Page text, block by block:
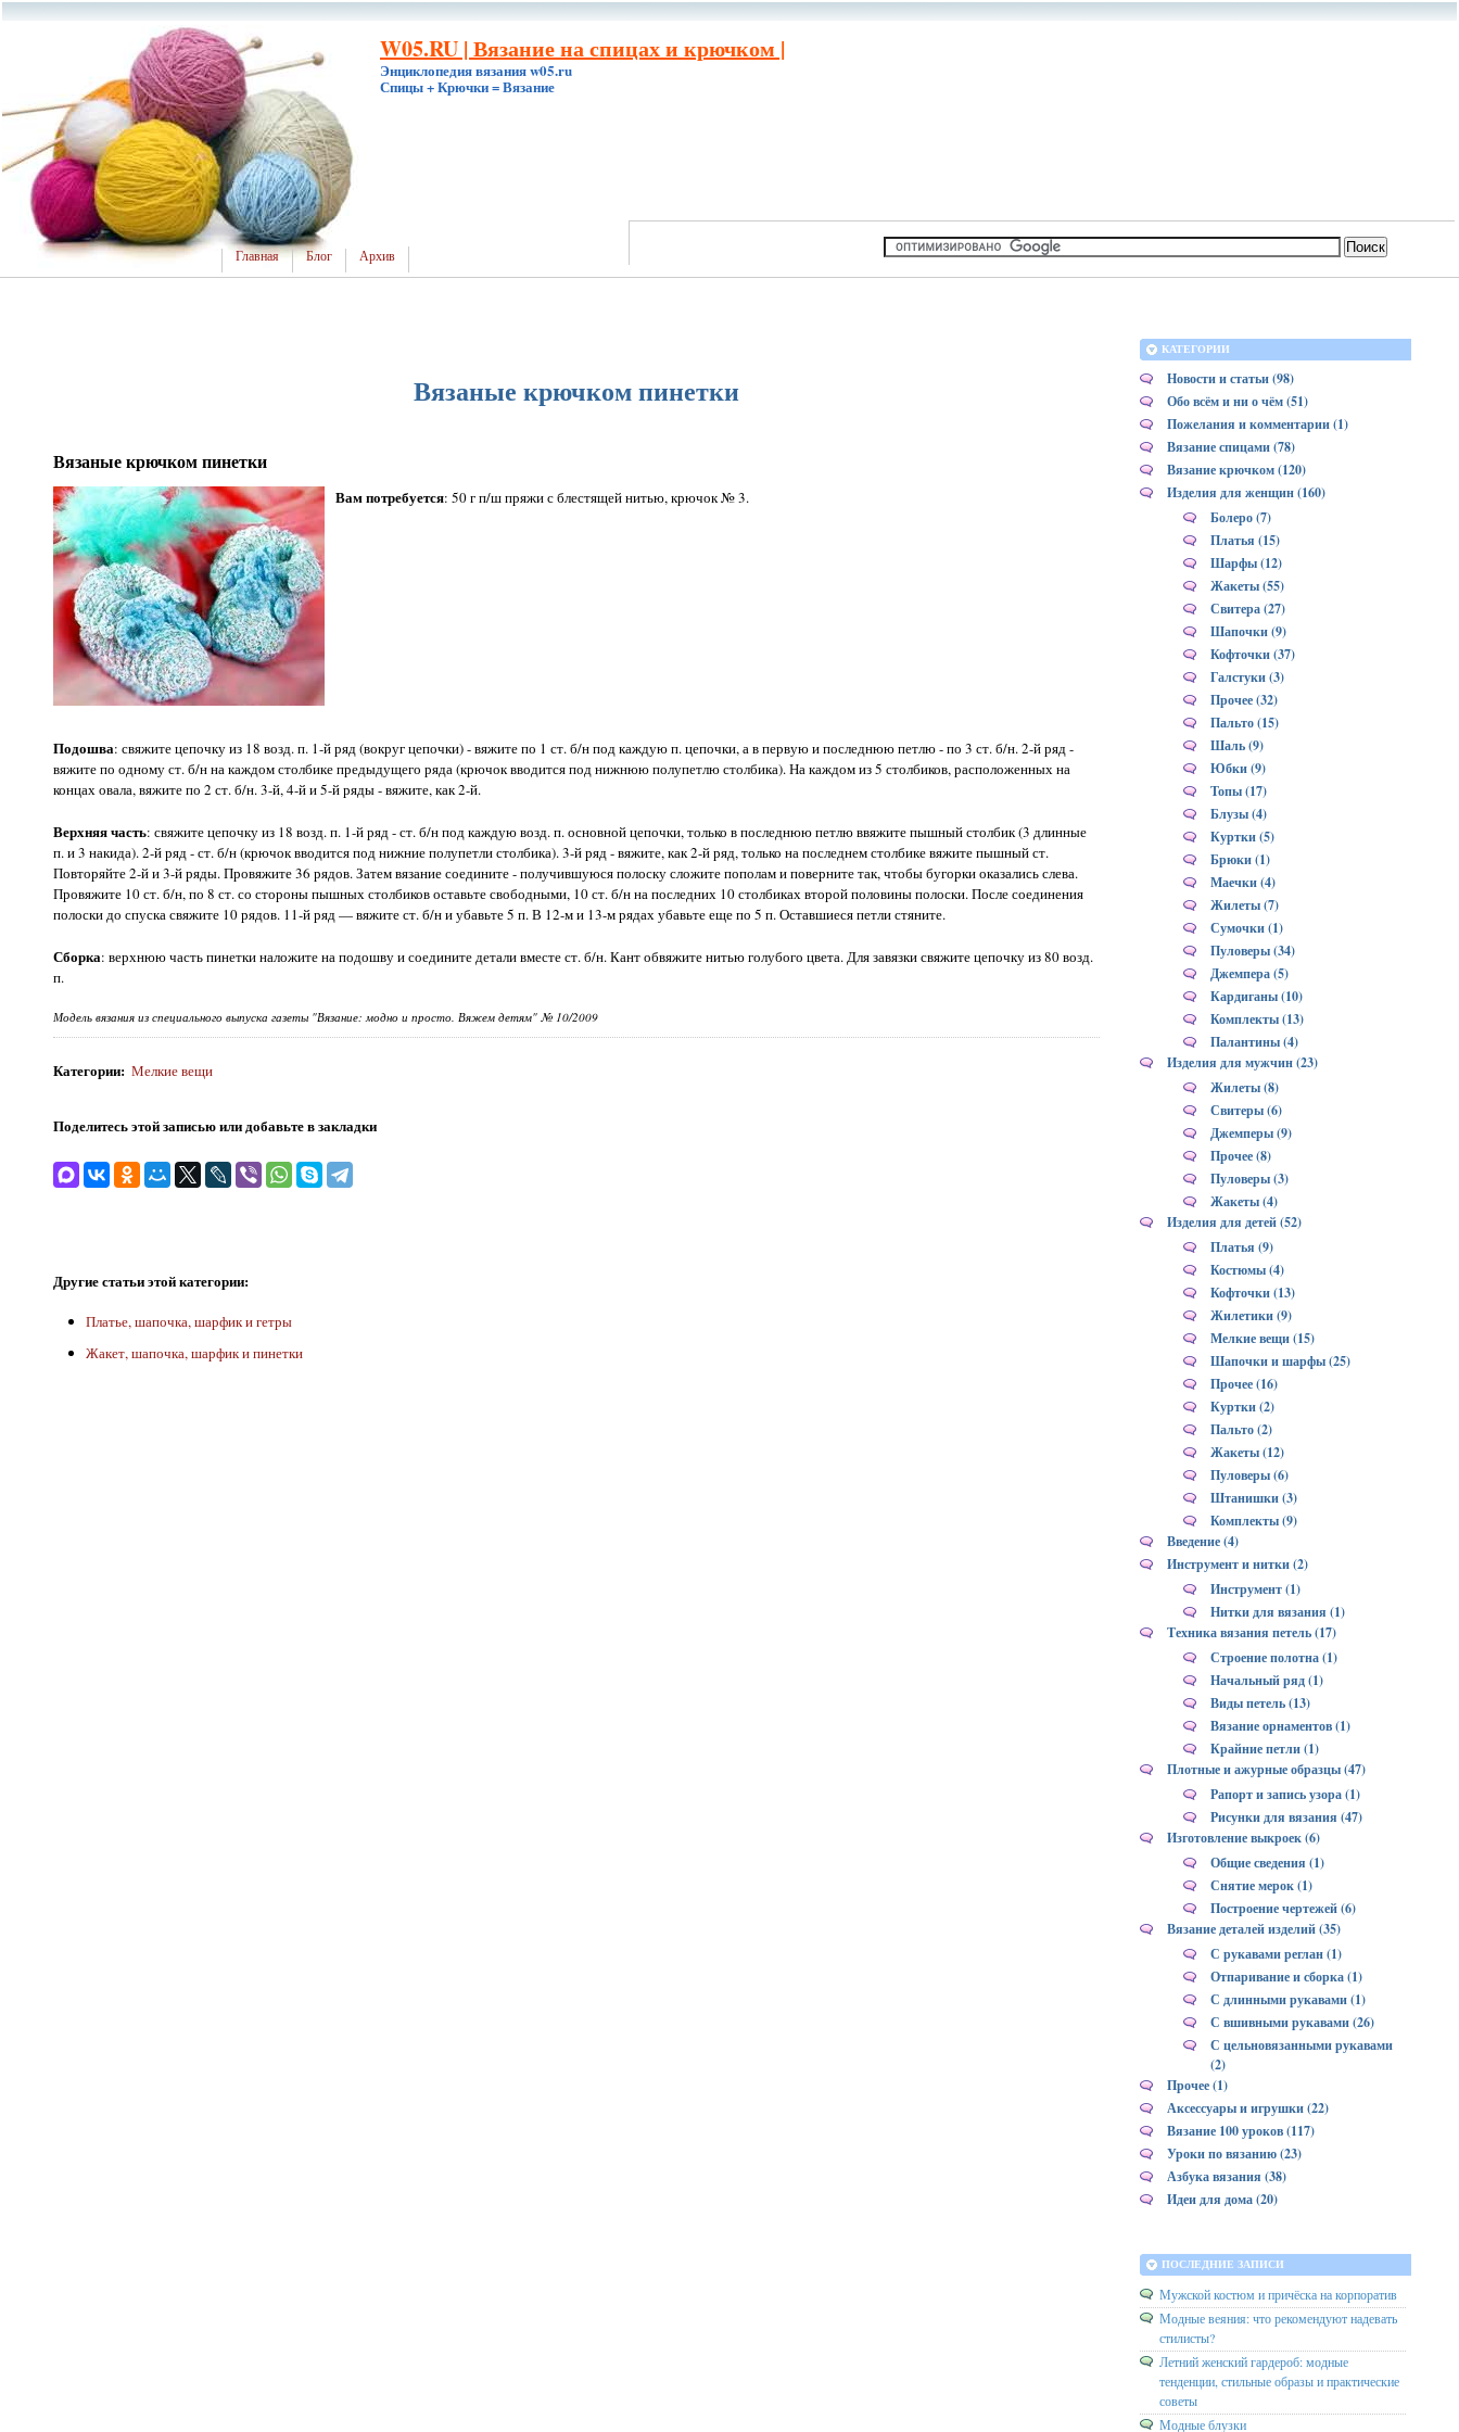
W05.RU | Вязание на спицах и крючком |
Энциклопедия вязания w05.ru
Спицы + Крючки = Вязание
Главная Блог Архив
Вязаные крючком пинетки
Вязаные крючком пинетки
Вам потребуется: 50 г п/ш пряжи с блестящей нитью, крючок № 3.
Подошва: свяжите цепочку из 18 возд. п. 1-й ряд (вокруг цепочки) - вяжите по 1 ст. б/н под каждую п. цепочки, а в первую и последнюю петлю - по 3 ст. б/н. 2-й ряд -
вяжите по одному ст. б/н на каждом столбике предыдущего ряда (крючок вводится под нижнюю полупетлю столбика). На каждом из 5 столбиков, расположенных на
концах овала, вяжите по 2 ст. б/н. 3-й, 4-й и 5-й ряды - вяжите, как 2-й.
Верхняя часть: свяжите цепочку из 18 возд. п. 1-й ряд - ст. б/н под каждую возд. п. основной цепочки, только в последнюю петлю ввяжите пышный столбик (3 длинные
п. и 3 накида). 2-й ряд - ст. б/н (крючок вводится под нижние полупетли столбика). 3-й ряд - вяжите, как 2-й ряд, только на последнем столбике вяжите пышный ст.
Повторяйте 2-й и 3-й ряды. Провяжите 36 рядов. Затем вязание соедините - получившуюся полоску сложите пополам и поверните так, чтобы бугорки оказались слева.
Провяжите 10 ст. б/н, по 8 ст. со стороны пышных столбиков оставьте свободными, 10 ст. б/н на последних 10 столбиках второй половины полоски. После соединения
полоски до спуска свяжите 10 рядов. 11-й ряд — вяжите ст. б/н и убавьте 5 п. В 12-м и 13-м рядах убавьте еще по 5 п. Оставшиеся петли стяните.
Сборка: верхнюю часть пинетки наложите на подошву и соедините детали вместе ст. б/н. Кант обвяжите нитью голубого цвета. Для завязки свяжите цепочку из 80 возд.
п.
Модель вязания из специального выпуска газеты "Вязание: модно и просто. Вяжем детям" № 10/2009
Категории: Мелкие вещи
Поделитесь этой записью или добавьте в закладки
Другие статьи этой категории:
Платье, шапочка, шарфик и гетры
Жакет, шапочка, шарфик и пинетки
КАТЕГОРИИ
Новости и статьи (98)
Обо всём и ни о чём (51)
Пожелания и комментарии (1)
Вязание спицами (78)
Вязание крючком (120)
Изделия для женщин (160)
Болеро (7)
Платья (15)
Шарфы (12)
Жакеты (55)
Свитера (27)
Шапочки (9)
Кофточки (37)
Галстуки (3)
Прочее (32)
Пальто (15)
Шаль (9)
Юбки (9)
Топы (17)
Блузы (4)
Куртки (5)
Брюки (1)
Маечки (4)
Жилеты (7)
Сумочки (1)
Пуловеры (34)
Джемпера (5)
Кардиганы (10)
Комплекты (13)
Палантины (4)
Изделия для мужчин (23)
Жилеты (8)
Свитеры (6)
Джемперы (9)
Прочее (8)
Пуловеры (3)
Жакеты (4)
Изделия для детей (52)
Платья (9)
Костюмы (4)
Кофточки (13)
Жилетики (9)
Мелкие вещи (15)
Шапочки и шарфы (25)
Прочее (16)
Куртки (2)
Пальто (2)
Жакеты (12)
Пуловеры (6)
Штанишки (3)
Комплекты (9)
Введение (4)
Инструмент и нитки (2)
Инструмент (1)
Нитки для вязания (1)
Техника вязания петель (17)
Строение полотна (1)
Начальный ряд (1)
Виды петель (13)
Вязание орнаментов (1)
Крайние петли (1)
Плотные и ажурные образцы (47)
Рапорт и запись узора (1)
Рисунки для вязания (47)
Изготовление выкроек (6)
Общие сведения (1)
Снятие мерок (1)
Построение чертежей (6)
Вязание деталей изделий (35)
С рукавами реглан (1)
Отпаривание и сборка (1)
С длинными рукавами (1)
С вшивными рукавами (26)
С цельновязанными рукавами
(2)
Прочее (1)
Аксессуары и игрушки (22)
Вязание 100 уроков (117)
Уроки по вязанию (23)
Азбука вязания (38)
Идеи для дома (20)
ПОСЛЕДНИЕ ЗАПИСИ
Мужской костюм и причёска на корпоратив
Модные веяния: что рекомендуют надевать
стилисты?
Летний женский гардероб: модные
тенденции, стильные образы и практические
советы
Модные блузки